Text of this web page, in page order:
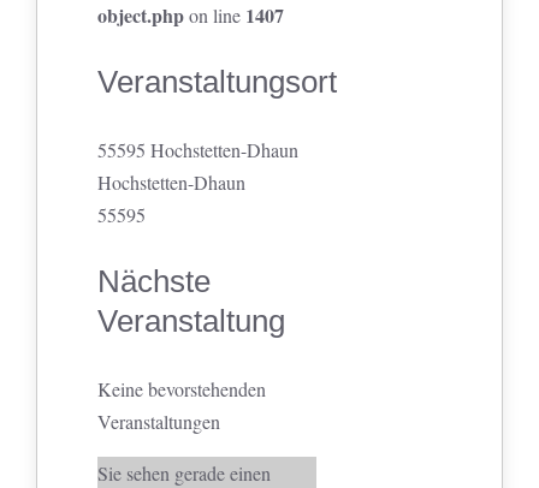
object.phpon line 1407
Veranstaltungsort
55595 Hochstetten-Dhaun
Hochstetten-Dhaun
55595
Nächste
Veranstaltung
Keine bevorstehenden
Veranstaltungen
Sie sehen gerade einen